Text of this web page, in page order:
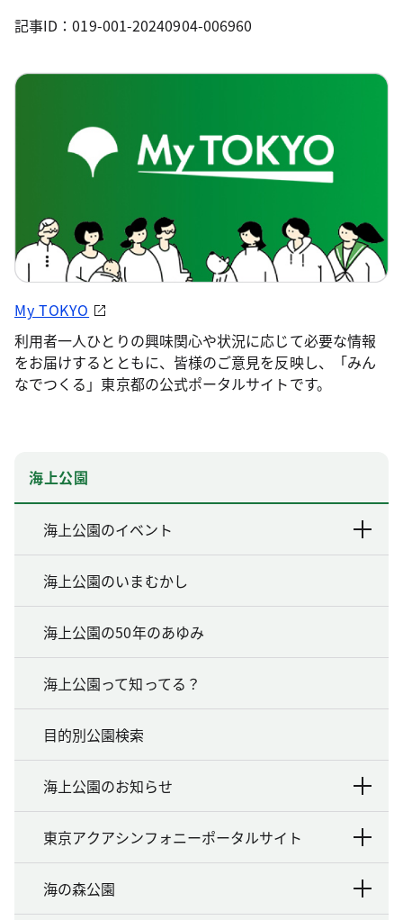
記事ID：019-001-20240904-006960
My TOKYO
利用者一人ひとりの興味関心や状況に応じて必要な情報
をお届けするとともに、皆様のご意見を反映し、「みん
なでつくる」東京都の公式ポータルサイトです。
海上公園
海上公園のイベント
海上公園のいまむかし
海上公園の50年のあゆみ
海上公園って知ってる？
目的別公園検索
海上公園のお知らせ
東京アクアシンフォニーポータルサイト
海の森公園